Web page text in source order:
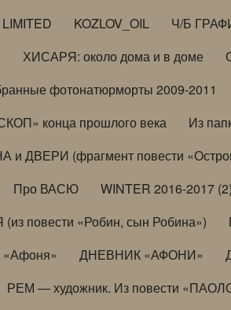
KOZLOV_OIL Ч/Б
ХИСАРЯ: около дома и в доме
фотонатюрморты 2009-2011
конца прошлого века Из
и ДВЕРИ (фрагмент повести
Про ВАСЮ WINTER 2016-2017 (2)
повести «Робин, сын Робина»)
«Афоня» ДНЕВНИК «АФОНИ»
РЕМ — художник. Из повести